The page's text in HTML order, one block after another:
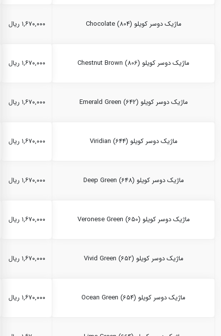
ماژیک دوسر کویلو Chocolate (804) ۱,۶۷۰,۰۰۰ ریال
ماژیک دوسر کویلو Chestnut Brown (806) ۱,۶۷۰,۰۰۰ ریال
ماژیک دوسر کویلو Emerald Green (642) ۱,۶۷۰,۰۰۰ ریال
ماژیک دوسر کویلو Viridian (644) ۱,۶۷۰,۰۰۰ ریال
ماژیک دوسر کویلو Deep Green (648) ۱,۶۷۰,۰۰۰ ریال
ماژیک دوسر کویلو Veronese Green (650) ۱,۶۷۰,۰۰۰ ریال
ماژیک دوسر کویلو Vivid Green (652) ۱,۶۷۰,۰۰۰ ریال
ماژیک دوسر کویلو Ocean Green (654) ۱,۶۷۰,۰۰۰ ریال